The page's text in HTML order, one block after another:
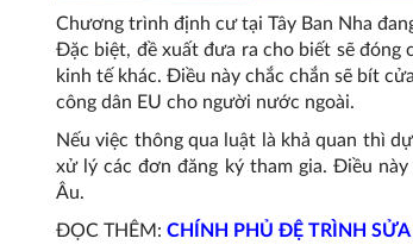
Chương trình định cư tại Tây Ban Nha
Đặc biệt, đề xuất đưa ra cho biết sẽ
kinh tế khác. Điều này chắc chắn sẽ bít
công dân EU cho người nước ngoài.
Nếu việc thông qua luật là khả quan thì
xử lý các đơn đăng ký tham gia. Điều
Âu.
ĐỌC THÊM: CHÍNH PHỦ ĐỆ TRÌNH